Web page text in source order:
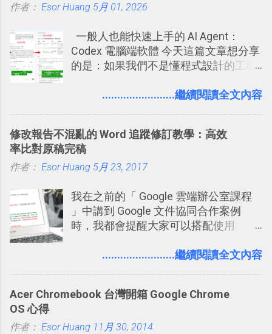
議記錄不麻煩！我常用兩個 Evernote AI
學： Evernote 新增類似 Google 文件的
「免帳號登入」多人同步編輯功能
作者： Esor Huang 5月 01, 2026
一般人也能快速上手的 AI Agent：
Codex 電腦端軟體 今天這篇文章想分享
的是：如果我們不是懂程式設計的工程
（ChatGPT） 的 Codex 工具？ 如何用
打造一個更自動化的電腦工作流程。
........................繼續閱讀全文內容
修改報告不混亂的 Word 追蹤修訂教學：高效
率比對原稿完稿
作者： Esor Huang 5月 23, 2017
我在之前的「 Google 雲端辦公室課程
」中講到 Google 文件協同合作案例
時，我都會提醒大家可以搭配使用
多人編輯同一份報告、文章時更加條理
Word 上優秀的文書編輯老傳統：「
Docs！論文改稿必備 」。 但是我也發
........................繼續閱讀全文內容
Acer Chromebook 台灣開箱 Google Chrome
OS 心得
作者： Esor Huang 11月 30, 2014